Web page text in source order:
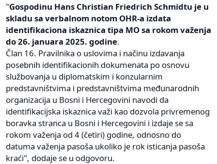
"Gospodinu Hans Christian Friedrich Schmidtu je u
skladu sa verbalnom notom OHR-a izdata
identifikaciona iskaznica tipa MO sa rokom važenja
do 26. januara 2025. godine.
Član 16. Pravilnika o uslovima i načinu izdavanja
posebnih identifikacionih dokumenata po osnovu
službovanja u diplomatskim i konzularnim
predstavništvima i predstavništvima međunarodnih
organizacija u Bosni i Hercegovini navodi da
identifikacijska iskaznica važi kao dozvola privremenog
boravka stranca u Bosni i Hercegovini i izdaje se sa
rokom važenja od 4 (četiri) godine, odnosno do
datuma važenja pasoša ukoliko je rok isticanja pasoša
kraći", dodaje se u odgovoru.